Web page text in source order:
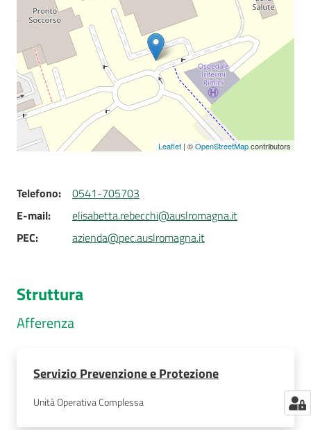
su
Leaflet | ©OpenStreetMapcontributors
Telefono:
0541-705703
E-mail:
elisabetta.rebecchi@auslromagna.it
PEC: azienda@pec.auslromagna.it
Struttura
Afferenza
Servizio Prevenzione e Protezione
Unità Operativa Complessa